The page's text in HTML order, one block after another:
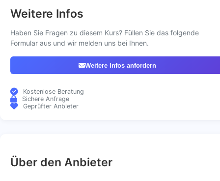
Weitere Infos
Haben Sie Fragen zu diesem Kurs? Füllen Sie das folgende
Formular aus und wir melden uns bei Ihnen.
Weitere Infos anfordern
Kostenlose Beratung
Sichere Anfrage
Geprüfter Anbieter
Über den Anbieter